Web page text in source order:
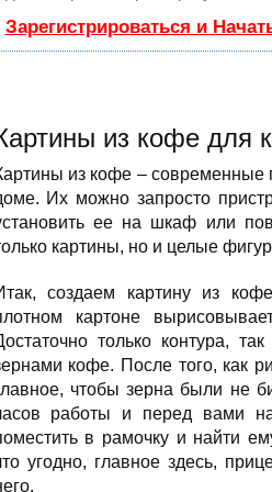
Зарегистрироваться и
из кофе для
из кофе – современные
Их можно запросто
ее на шкаф или
картины, но и целые
создаем картину из
картоне
только контура,
кофе. После того, как
чтобы зерна были не
работы и перед вами
в рамочку и найти
угодно, главное здесь,